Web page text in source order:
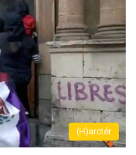
(H)arctér